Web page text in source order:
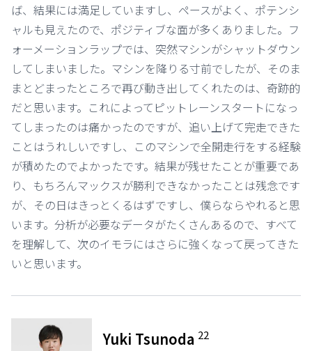
ば、結果には満足していますし、ペースがよく、ポテンシ
ャルも見えたので、ポジティブな面が多くありました。フ
ォーメーションラップでは、突然マシンがシャットダウン
してしまいました。マシンを降りる寸前でしたが、そのま
まとどまったところで再び動き出してくれたのは、奇跡的
だと思います。これによってピットレーンスタートになっ
てしまったのは痛かったのですが、追い上げて完走できた
ことはうれしいですし、このマシンで全開走行をする経験
が積めたのでよかったです。結果が残せたことが重要であ
り、もちろんマックスが勝利できなかったことは残念です
が、その日はきっとくるはずですし、僕らならやれると思
います。分析が必要なデータがたくさんあるので、すべて
を理解して、次のイモラにはさらに強くなって戻ってきた
いと思います。
Yuki Tsunoda 22